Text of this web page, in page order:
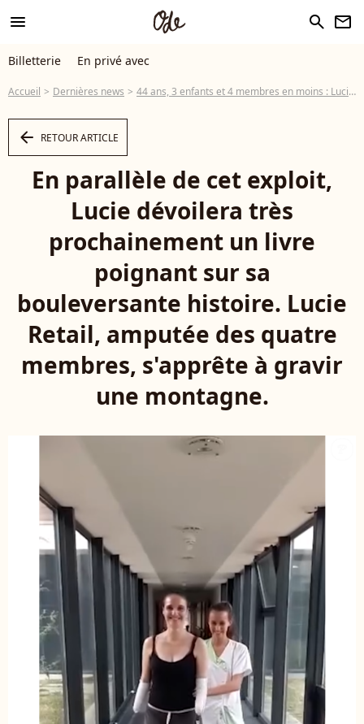
menu search newsletter
Billetterie En privé avec
Accueil Dernières news 44 ans, 3 enfants et 4 membres en moins : Lucie prête à gravir 4165m hors de France, un défi de taille après le Mont Fuji !
arrow_left RETOUR ARTICLE
En parallèle de cet exploit,
Lucie dévoilera très
prochainement un livre
poignant sur sa
bouleversante histoire. Lucie
Retail, amputée des quatre
membres, s'apprête à gravir
une montagne.